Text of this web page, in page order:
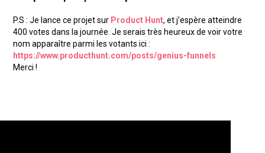
P.S : Je lance ce projet sur Product Hunt, et j’espère atteindre
400 votes dans la journée. Je serais très heureux de voir votre
nom apparaître parmi les votants ici :
https://www.producthunt.com/posts/genius-funnels
Merci !